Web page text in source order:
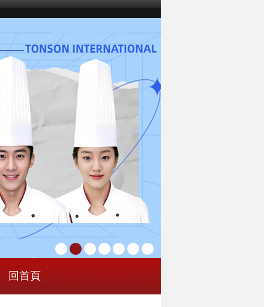
回首頁